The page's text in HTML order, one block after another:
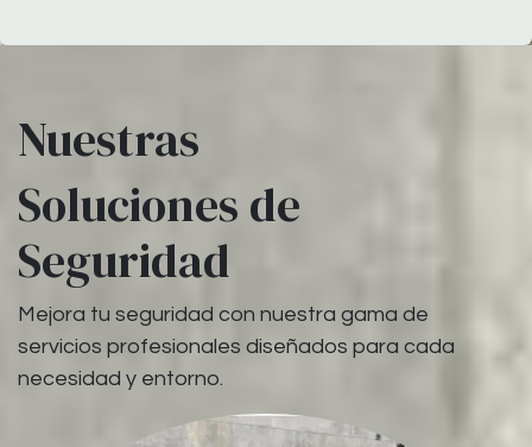
Nuestras
Soluciones de
Seguridad
Mejora tu seguridad con nuestra gama de
servicios profesionales diseñados para cada
necesidad y entorno.